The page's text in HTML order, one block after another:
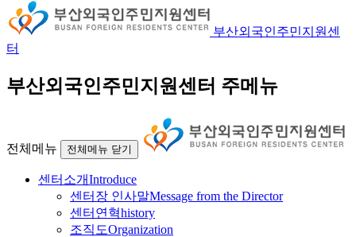
부산외국인주민지원센
터
부산외국인주민지원센터 주메뉴
전체메뉴 전체메뉴 닫기
센터소개Introduce
센터장 인사말Message from the Director
센터연혁history
조직도Organization